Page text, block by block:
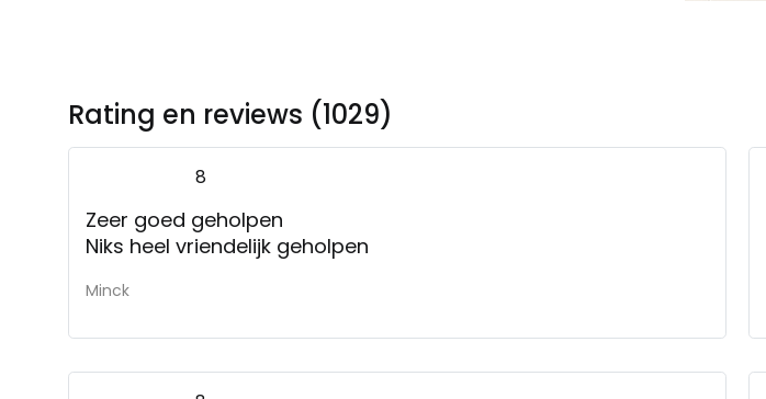
Rating en reviews (1029)
8
Zeer goed geholpen
Niks heel vriendelijk geholpen
Minck